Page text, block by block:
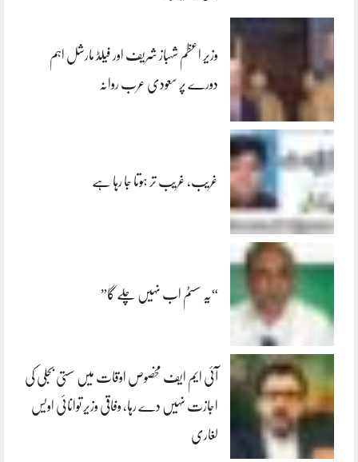
وزیر اعظم شہباز شریف اور فیلڈ مارشل اہم
دورے پر سعودی عرب روانہ
غریب، غریب تر ہوتا جا رہا ہے
“یہ سسٹم اب نہیں چلے گا”
آئی ایم ایف مخصوص اوقات میں سستی بجلی کی
اجازت نہیں دے رہا، وفاقی وزیر توانائی اویس
لغاری